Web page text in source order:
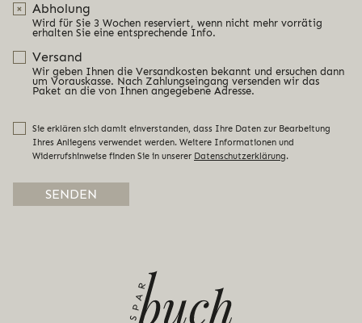
Abholung
Wird für Sie 3 Wochen reserviert, wenn nicht mehr vorrätig
erhalten Sie eine entsprechende Info.
Versand
Wir geben Ihnen die Versandkosten bekannt und ersuchen dann
um Vorauskasse. Nach Zahlungseingang versenden wir das
Paket an die von Ihnen angegebene Adresse.
Sie erklären sich damit einverstanden, dass Ihre Daten zur Bearbeitung
Ihres Anliegens verwendet werden. Weitere Informationen und
Widerrufshinweise finden Sie in unserer Datenschutzerklärung.